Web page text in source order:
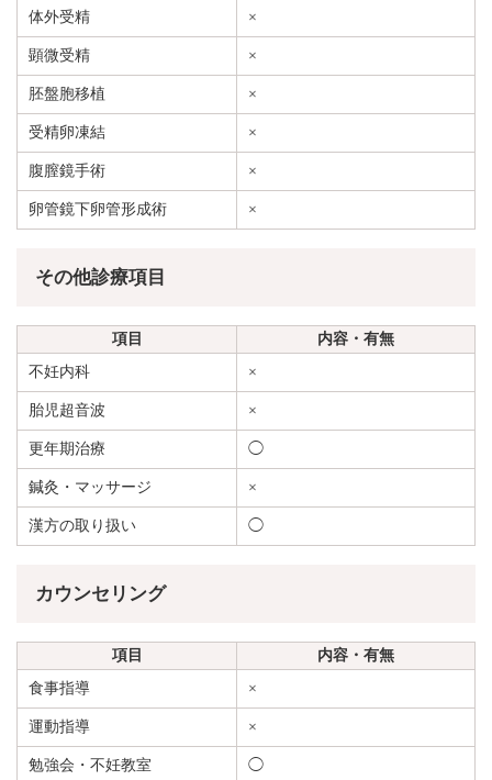
体外受精
×
顕微受精 ×
胚盤胞移植 ×
受精卵凍結 ×
腹膣鏡手術 ×
卵管鏡下卵管形成術 ×
その他診療項目
項目
内容・有無
不妊内科
×
胎児超音波 ×
更年期治療 ◯
鍼灸・マッサージ ×
漢方の取り扱い ◯
カウンセリング
項目
内容・有無
食事指導
×
運動指導 ×
勉強会・不妊教室 ◯